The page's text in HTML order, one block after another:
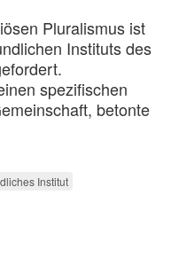
Pluralismus ist
Instituts des
spezifischen
betonte
Institut